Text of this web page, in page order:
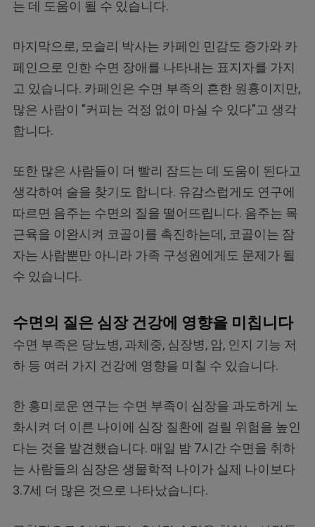
는 데 도움이 될 수 있습니다.
마지막으로, 모슬리 박사는 카페인 민감도 증가와 카
페인으로 인한 수면 장애를 나타내는 표지자를 가지
고 있습니다. 카페인은 수면 부족의 흔한 원흉이지만,
많은 사람이 "커피는 걱정 없이 마실 수 있다"고 생각
합니다.
또한 많은 사람들이 더 빨리 잠드는 데 도움이 된다고
생각하여 술을 찾기도 합니다. 유감스럽게도 연구에
따르면 음주는 수면의 질을 떨어뜨립니다. 음주는 목
근육을 이완시켜 코골이를 촉진하는데, 코골이는 잠
자는 사람뿐만 아니라 가족 구성원에게도 문제가 될
수 있습니다.
수면의 질은 심장 건강에 영향을 미칩니다
수면 부족은 당뇨병, 과체중, 심장병, 암, 인지 기능 저
하 등 여러 가지 건강에 영향을 미칠 수 있습니다.
한 흥미로운 연구는 수면 부족이 심장을 과도하게 노
화시켜 더 이른 나이에 심장 질환에 걸릴 위험을 높인
다는 것을 발견했습니다. 매일 밤 7시간 수면을 취하
는 사람들의 심장은 생물학적 나이가 실제 나이보다
3.7세 더 많은 것으로 나타났습니다.